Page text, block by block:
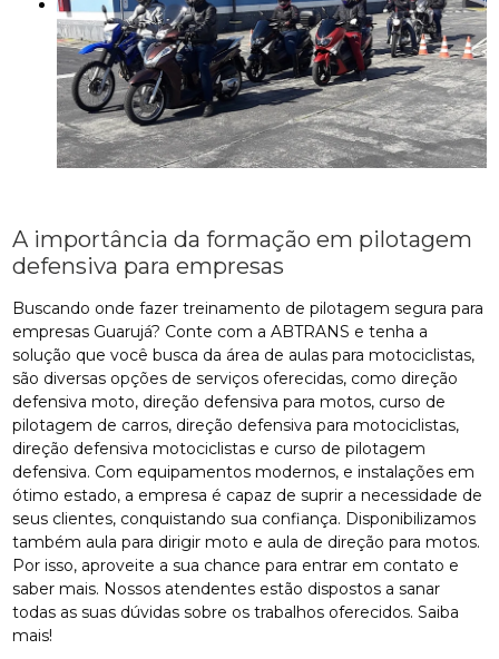
A importância da formação em pilotagem
defensiva para empresas
Buscando onde fazer treinamento de pilotagem segura para
empresas Guarujá? Conte com a ABTRANS e tenha a
solução que você busca da área de aulas para motociclistas,
são diversas opções de serviços oferecidas, como direção
defensiva moto, direção defensiva para motos, curso de
pilotagem de carros, direção defensiva para motociclistas,
direção defensiva motociclistas e curso de pilotagem
defensiva. Com equipamentos modernos, e instalações em
ótimo estado, a empresa é capaz de suprir a necessidade de
seus clientes, conquistando sua confiança. Disponibilizamos
também aula para dirigir moto e aula de direção para motos.
Por isso, aproveite a sua chance para entrar em contato e
saber mais. Nossos atendentes estão dispostos a sanar
todas as suas dúvidas sobre os trabalhos oferecidos. Saiba
mais!